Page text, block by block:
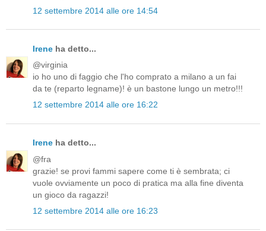
12 settembre 2014 alle ore 14:54
Irene ha detto...
@virginia
io ho uno di faggio che l'ho comprato a milano a un fai
da te (reparto legname)! è un bastone lungo un metro!!!
12 settembre 2014 alle ore 16:22
Irene ha detto...
@fra
grazie! se provi fammi sapere come ti è sembrata; ci
vuole ovviamente un poco di pratica ma alla fine diventa
un gioco da ragazzi!
12 settembre 2014 alle ore 16:23